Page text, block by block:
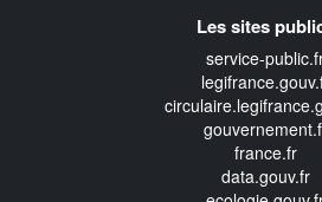
Les sites
service-
france.fr
data.gouv.fr